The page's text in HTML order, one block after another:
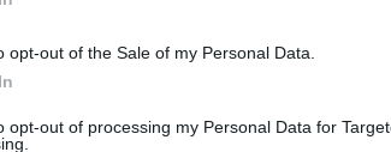
opt-out of the Sale of my Personal Data.
opt-out of processing my Personal Data for
in pompa magna, con un